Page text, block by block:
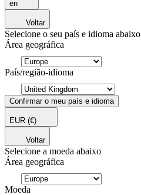
en
Voltar
Selecione o seu país e idioma abaixo
Área geográfica
País/região-idioma
Confirmar o meu país e idioma
EUR (€)
Voltar
Selecione a moeda abaixo
Área geográfica
Moeda